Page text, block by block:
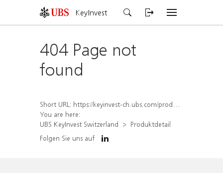
KeyInvest
404 Page not
found
Short URL: https://keyinvest-ch.ubs.com/produkt/detail/index/isin/CH1573369241
You are here:
UBS KeyInvest Switzerland
Produktdetail
Folgen Sie uns auf